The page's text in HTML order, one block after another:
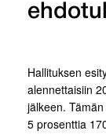
Hallituksen
alennettaisiin
jälkeen.
5 prosenttia